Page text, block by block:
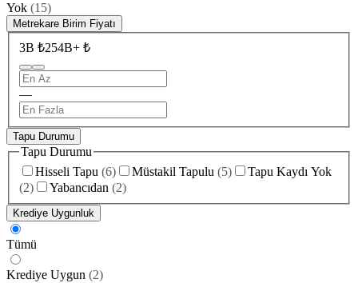
Yok (15)
Metrekare Birim Fiyatı
3B ₺254B+ ₺
—
Tapu Durumu
Tapu Durumu
Hisseli Tapu (6) Müstakil Tapulu (5)
Tapu Kaydı Yok
(2) Yabancıdan (2)
Krediye Uygunluk
Tümü
Krediye Uygun (2)